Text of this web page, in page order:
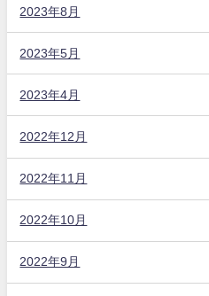
2023年8月
2023年5月
2023年4月
2022年12月
2022年11月
2022年10月
2022年9月